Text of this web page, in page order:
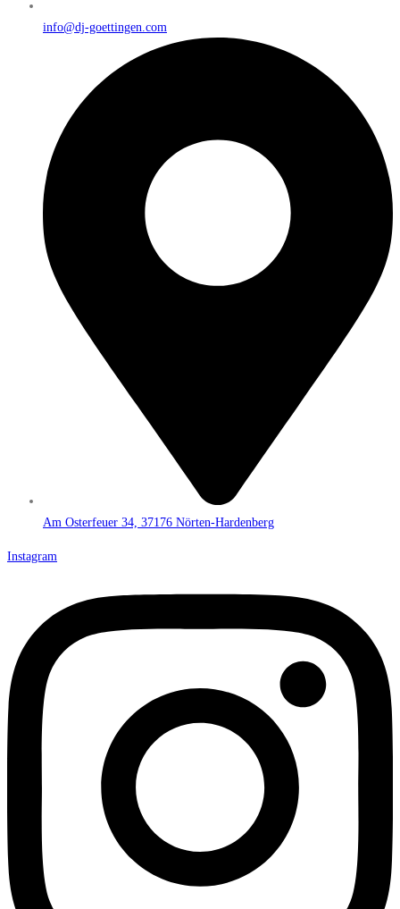
info@dj-goettingen.com
Am Osterfeuer 34, 37176 Nörten-Hardenberg
Instagram